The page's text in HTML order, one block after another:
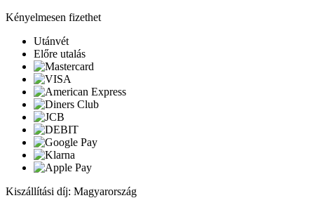
Kényelmesen fizethet
Utánvét
Előre utalás
Kiszállítási díj: Magyarország